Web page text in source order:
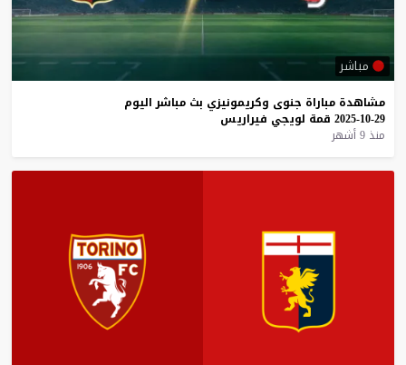
مباشر
مشاهدة مباراة جنوى وكريمونيزي بث مباشر اليوم
29-10-2025
قمة لويجي فيراريس
منذ 9 أشهر